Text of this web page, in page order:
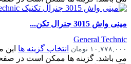
مینی واش 3015 جنرال تکن...
General Technic
۱۰,۷۷۸,۰۰۰ تومان انتخاب گزینه ها این
می باشد. گزینه ها ممکن است در